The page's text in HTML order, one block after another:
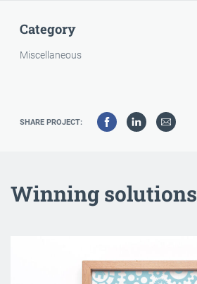
Category
Miscellaneous
SHARE PROJECT:
Winning solutions